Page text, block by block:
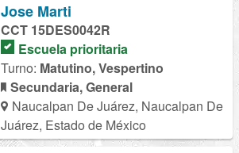
Jose Marti
CCT 15DES0042R
Escuela prioritaria
Turno: Matutino, Vespertino
Secundaria, General
Naucalpan De Juárez, Naucalpan De
Juárez, Estado de México